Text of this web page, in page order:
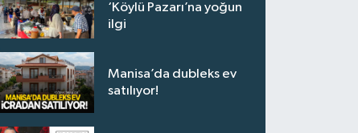
‘Köylü Pazarı’na yoğun
ilgi
Manisa’da dubleks ev
satılıyor!